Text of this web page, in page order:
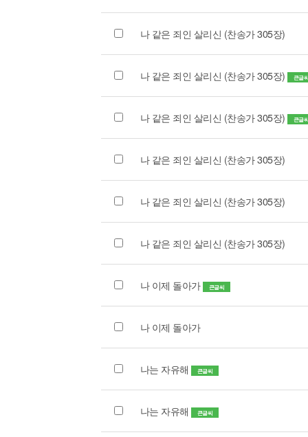
나 같은 죄인 살리신 (찬송가 305장)
나 같은 죄인 살리신 (찬송가 305장) 큰글
나 같은 죄인 살리신 (찬송가 305장) 큰글
나 같은 죄인 살리신 (찬송가 305장)
나 같은 죄인 살리신 (찬송가 305장)
나 같은 죄인 살리신 (찬송가 305장)
나 이제 돌아가 큰글씨
나 이제 돌아가
나는 자유해 큰글씨
나는 자유해 큰글씨